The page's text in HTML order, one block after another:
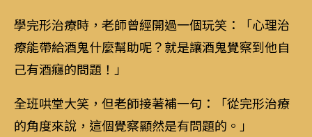
學完形治療時，老師曾經開過一個玩笑：「心理治
療能帶給酒鬼什麼幫助呢？就是讓酒鬼覺察到他自
己有酒癮的問題！」
全班哄堂大笑，但老師接著補一句：「從完形治療
的角度來說，這個覺察顯然是有問題的。」